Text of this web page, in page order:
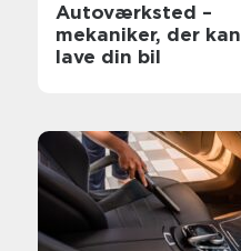
Autoværksted –
mekaniker, der kan
lave din bil